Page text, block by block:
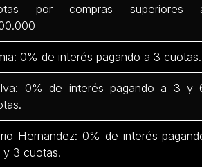
por compras superiores
0% de interés pagando a 3 cuotas.
0% de interés pagando a 3 y
Hernandez: 0% de interés
y 3 cuotas.